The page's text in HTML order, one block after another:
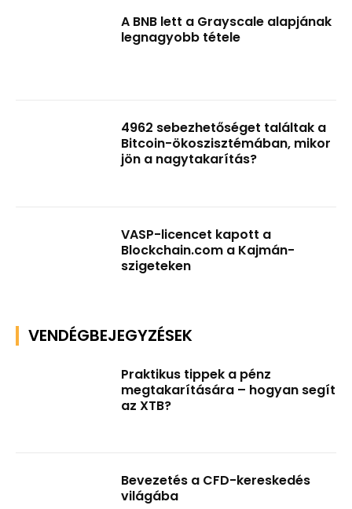
A BNB lett a Grayscale alapjának
legnagyobb tétele
4962 sebezhetőséget találtak a
Bitcoin-ökoszisztémában, mikor
jön a nagytakarítás?
VASP-licencet kapott a
Blockchain.com a Kajmán-
szigeteken
VENDÉGBEJEGYZÉSEK
Praktikus tippek a pénz
megtakarítására – hogyan segít
az XTB?
Bevezetés a CFD-kereskedés
világába